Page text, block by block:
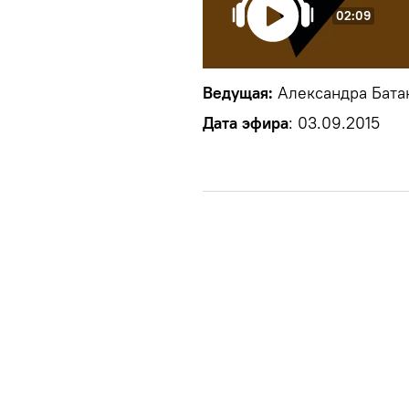
02:09
Ведущая: Александра
Дата эфира: 03.09.2015